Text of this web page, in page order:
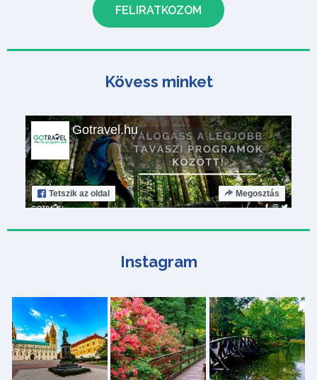
Kövess minket
Gotravel.hu
Tetszik az oldal Megosztás
Instagram